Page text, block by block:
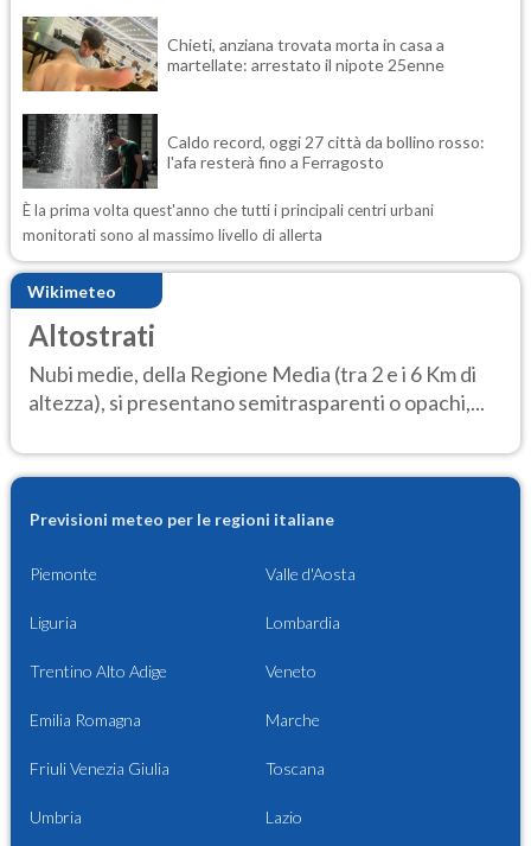
Chieti, anziana trovata morta in casa a
martellate: arrestato il nipote 25enne
Caldo record, oggi 27 città da bollino rosso:
l'afa resterà fino a Ferragosto
È la prima volta quest'anno che tutti i principali centri urbani
monitorati sono al massimo livello di allerta
Wikimeteo
Altostrati
Nubi medie, della Regione Media (tra 2 e i 6 Km di
altezza), si presentano semitrasparenti o opachi,...
Previsioni meteo per le regioni italiane
Piemonte Valle d'Aosta
Liguria Lombardia
Trentino Alto Adige Veneto
Emilia Romagna Marche
Friuli Venezia Giulia Toscana
Umbria Lazio